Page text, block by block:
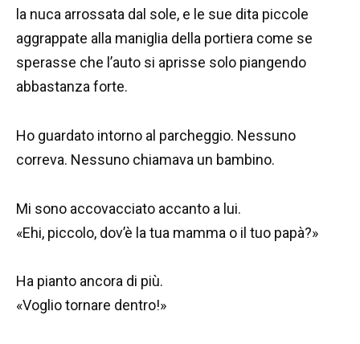
la nuca arrossata dal sole, e le sue dita piccole
aggrappate alla maniglia della portiera come se
sperasse che l’auto si aprisse solo piangendo
abbastanza forte.
Ho guardato intorno al parcheggio. Nessuno
correva. Nessuno chiamava un bambino.
Mi sono accovacciato accanto a lui.
«Ehi, piccolo, dov’è la tua mamma o il tuo papà?»
Ha pianto ancora di più.
«Voglio tornare dentro!»